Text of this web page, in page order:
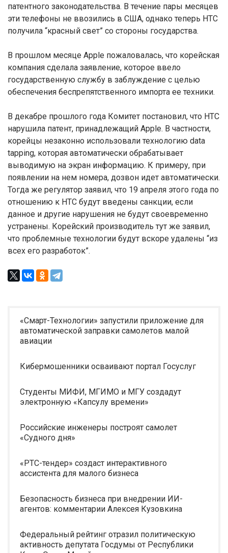
патентного законодательства. В течение пары месяцев
эти телефоны не ввозились в США, однако теперь HTC
получила “красный свет” со стороны государства.
В прошлом месяце Apple пожаловалась, что корейская
компания сделала заявление, которое ввело
государственную службу в заблуждение с целью
обеспечения беспрепятственного импорта ее техники.
В декабре прошлого года Комитет постановил, что HTC
нарушила патент, принадлежащий Apple. В частности,
корейцы незаконно использовали технологию data
tapping, которая автоматически обрабатывает
выводимую на экран информацию. К примеру, при
появлении на нем номера, дозвон идет автоматически.
Тогда же регулятор заявил, что 19 апреля этого года по
отношению к HTC будут введены санкции, если
данное и другие нарушения не будут своевременно
устранены. Корейский производитель тут же заявил,
что проблемные технологии будут вскоре удалены “из
всех его разработок”.
«Смарт-Технологии» запустили приложение для
автоматической заправки самолетов малой
авиации
Кибермошенники осваивают портал Госуслуг
Студенты МИФИ, МГИМО и МГУ создадут
электронную «Капсулу времени»
Российские инженеры построят самолет
«Судного дня»
«РТС-тендер» создаст интерактивного
ассистента для малого бизнеса
Безопасность бизнеса при внедрении ИИ-
агентов: комментарии Алексея Кузовкина
Федеральный рейтинг отразил политическую
активность депутата Госдумы от Республики